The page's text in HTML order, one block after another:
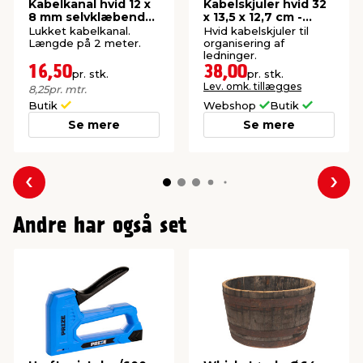
Kabelkanal hvid 12 x
8 mm selvklæbende
- Elworks
Lukket kabelkanal.
Længde på 2 meter.
16,50pr. stk.
8,25pr. mtr.
Butik
Se mere
Kabelskjuler hvid 32
x 13,5 x 12,7 cm -
Elworks
Hvid kabelskjuler til
organisering af
ledninger.
38,00pr. stk.
Lev. omk. tillægges
Webshop Butik
Se mere
Forrige
Andre har også set